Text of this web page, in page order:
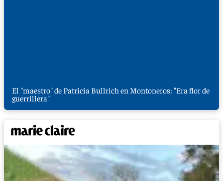
El "maestro" de Patricia Bullrich en Montoneros: "Era flor de
guerrillera"